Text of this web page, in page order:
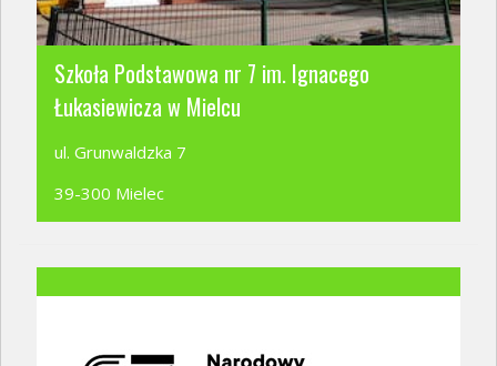
Szkoła Podstawowa nr 7 im. Ignacego
Łukasiewicza w Mielcu
ul. Grunwaldzka 7
39-300 Mielec